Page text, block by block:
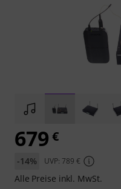
679 €
-14% UVP: 789 €
Alle Preise inkl. MwSt.